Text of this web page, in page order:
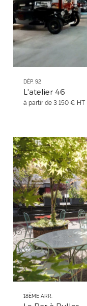
DÉP. 92
L'atelier 46
à partir de 3 150 € HT
18ÈME ARR.